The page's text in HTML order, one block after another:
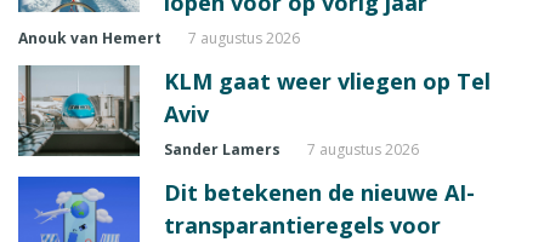
Anouk van Hemert 7 augustus 2026
KLM gaat weer vliegen op Tel
Aviv
Sander Lamers 7 augustus 2026
Dit betekenen de nieuwe AI-
transparantieregels voor